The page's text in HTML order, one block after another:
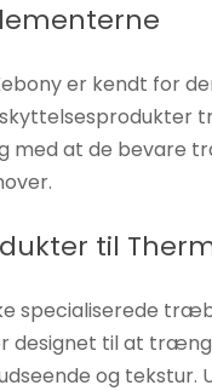
er kendt for
med at de bevare
til
specialiserede
designet til at
og tekstur.